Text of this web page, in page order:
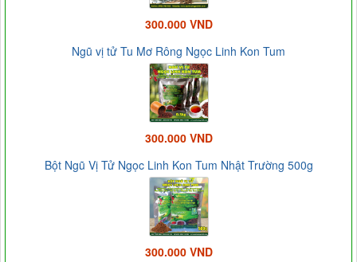
300.000 VND
Ngũ vị tử Tu Mơ Rông Ngọc Linh Kon Tum
300.000 VND
Bột Ngũ Vị Tử Ngọc Linh Kon Tum Nhật Trường 500g
300.000 VND